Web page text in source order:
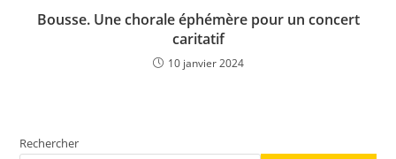
Bousse. Une chorale éphémère pour un concert
caritatif
10 janvier 2024
Rechercher